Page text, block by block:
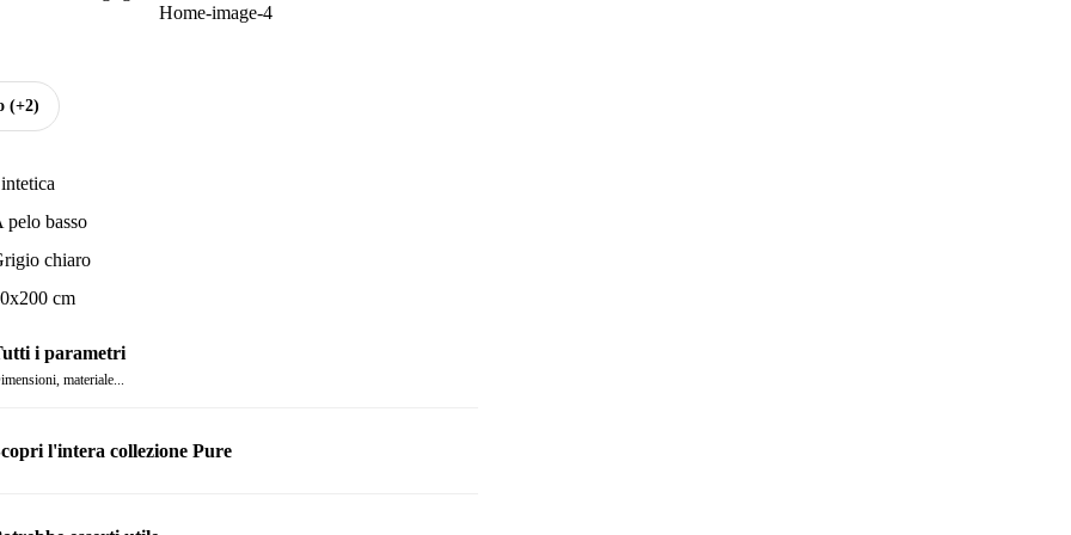
(+2)
pelo basso
chiaro
cm
i parametri
materiale...
l'intera collezione Pure